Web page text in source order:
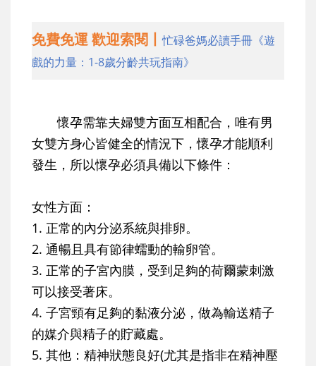
免費免運 歡迎索閱丨忙碌爸媽必讀手冊《遊
戲的力量：1-8歲分齡共玩指南》
懷孕需靠夫婦雙方面互相配合，唯有男
女雙方身心皆健全的情況下，懷孕才能順利
發生，所以懷孕必須具備以下條件：
女性方面：
1. 正常的內分泌系統與排卵。
2. 通暢且具有節律蠕動的輸卵管。
3. 正常的子宮內膜，受到足夠的荷爾蒙刺激
可以接受著床。
4. 子宮頸有足夠的黏液分泌，做為輸送精子
的媒介與精子的貯藏處。
5. 其他：精神狀態良好(尤其是指非在精神壓